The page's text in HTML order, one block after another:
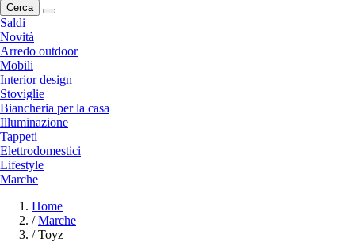
Cerca
Saldi
Novità
Arredo outdoor
Mobili
Interior design
Stoviglie
Biancheria per la casa
Illuminazione
Tappeti
Elettrodomestici
Lifestyle
Marche
Home
/ Marche
/ Toyz